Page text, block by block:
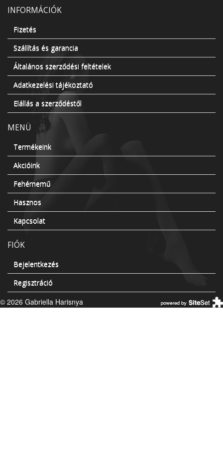
INFORMÁCIÓK
Fizetés
Szállítás és garancia
Általános szerződési feltételek
Adatkezelési tájékoztató
Elállás a szerződéstől
MENÜ
Termékeink
Akcióink
Fehérnemű
Hasznos
Kapcsolat
FIÓK
Bejelentkezés
Regisztráció
© 2026 Gabriella Harisnya